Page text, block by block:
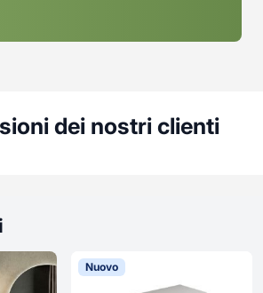
dei nostri clienti
Nuovo